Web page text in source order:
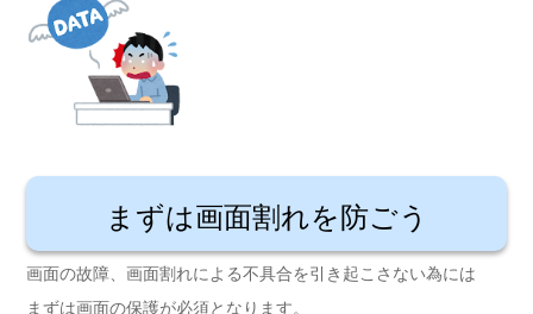
まずは画面割れを防ごう
画面の故障、画面割れによる不具合を引き起こさない為には
まずは画面の保護が必須となります。